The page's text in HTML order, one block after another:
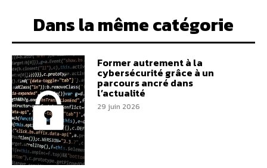
Dans la même catégorie
Former autrement à la
cybersécurité grâce à un
parcours ancré dans
l’actualité
29 juin 2026